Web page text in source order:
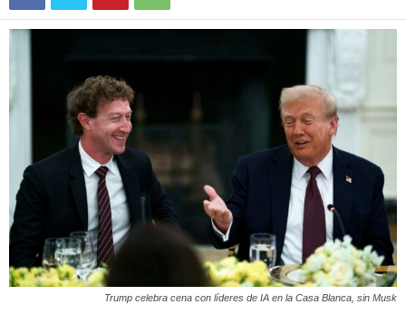
Trump celebra cena con líderes de IA en la Casa Blanca, sin Musk